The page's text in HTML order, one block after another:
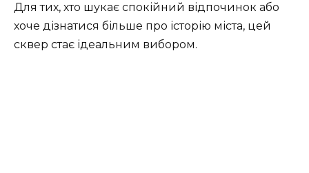
Для тих, хто шукає спокійний відпочинок або
хоче дізнатися більше про історію міста, цей
сквер стає ідеальним вибором.